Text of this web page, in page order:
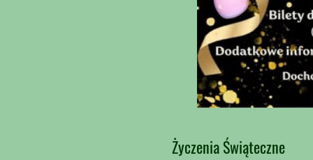
Życzenia Świąteczne